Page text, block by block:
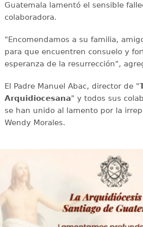
Guatemala lamentó el sensible
colaboradora.
"Encomendamos a su familia,
para que encuentren consuelo y
esperanza de la resurrección",
El Padre Manuel Abac, director de "
Arquidiocesana" y todos sus
se han unido al lamento por la
Wendy Morales.